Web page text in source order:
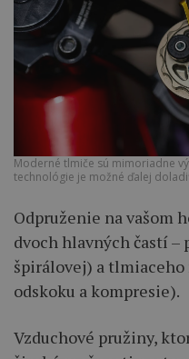
Moderné tlmiče sú mimoriadne
technológie je možné ďalej
Odpruženie na vašom
dvoch hlavných častí –
špirálovej) a
odskoku a kompresie).
Vzduchové pružiny,